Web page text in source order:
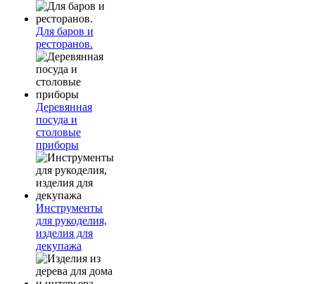
Для баров и
ресторанов.
Деревянная
посуда и
столовые
приборы
Инструменты
для рукоделия,
изделия для
декупажа